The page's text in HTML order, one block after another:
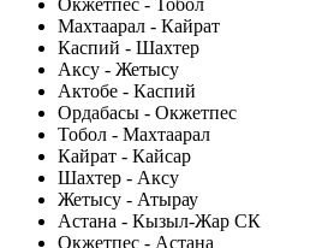
Окжетпес - Тобол
Махтаарал - Кайрат
Каспий - Шахтер
Аксу - Жетысу
Актобе - Каспий
Ордабасы - Окжетпес
Тобол - Махтаарал
Кайрат - Кайсар
Шахтер - Аксу
Жетысу - Атырау
Астана - Кызыл-Жар СК
Окжетпес - Астана